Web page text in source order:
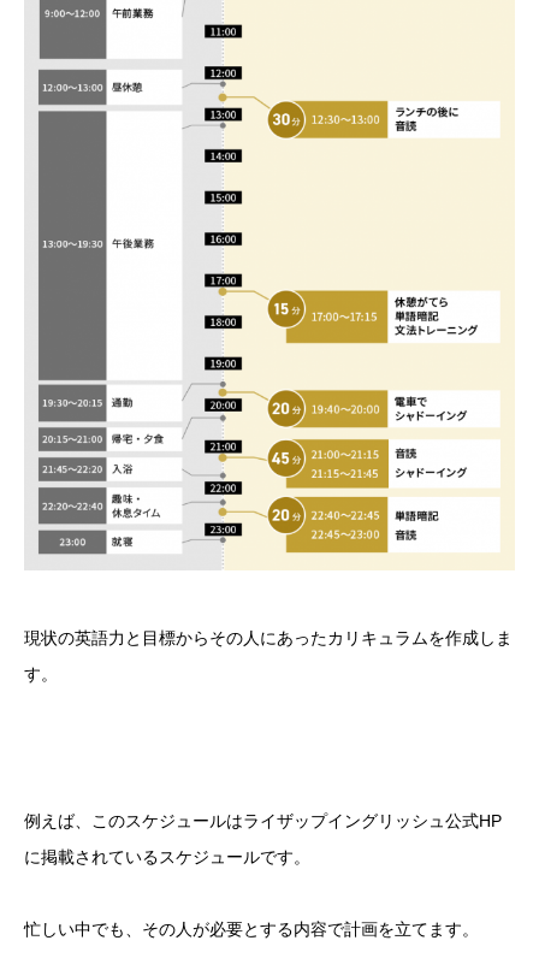
現状の英語力と目標からその人にあったカリキュラムを作成しま
す。
例えば、このスケジュールはライザップイングリッシュ公式HP
に掲載されているスケジュールです。
忙しい中でも、その人が必要とする内容で計画を立てます。